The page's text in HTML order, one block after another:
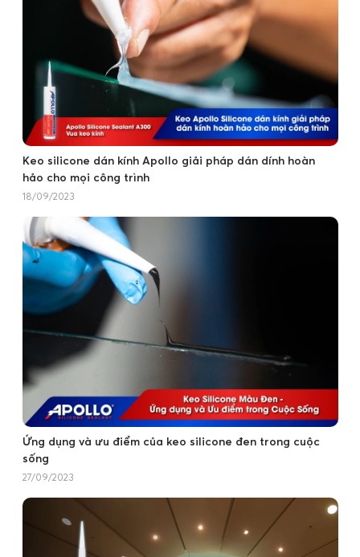
Keo silicone dán kính Apollo giải pháp dán dính hoàn
hảo cho mọi công trình
18/09/2023
Ứng dụng và ưu điểm của keo silicone đen trong cuộc
sống
27/09/2023